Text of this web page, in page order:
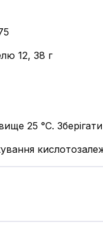
12, 38 г
25 °С.